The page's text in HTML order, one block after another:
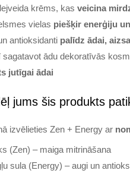
krēms, kasveicina
vielas piešķir enerģiju
antioksidanti palīdz ādai,
sagatavot ādu dekoratīvās
jutīgai ādai
jums šis produkts
izvēlieties Zen + Energy ar
(Zen) – maiga mitrināšana
sula (Energy) – augi un